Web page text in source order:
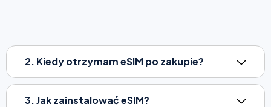
2. Kiedy otrzymam eSIM po zakupie?
3. Jak zainstalować eSIM?